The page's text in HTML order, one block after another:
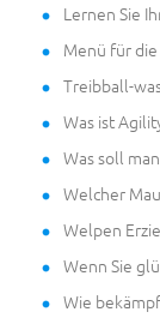
Lernen Sie
Menü für
Treibball-
Was ist
Was soll
Welcher
Welpen
Wenn Sie
Wie